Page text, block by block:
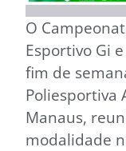
O
Esportivo Gi
fim de
Poliesportiva
Manaus,
modalidade